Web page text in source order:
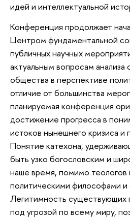
идей и интеллектуальной
Конференция продолжает
Центром фундаментальной
публичных научных
актуальным вопросам анализа
общества в перспективе
отличие от большинства
планируемая конференция
достижение прогресса в
истоков нынешнего кризиса и
Понятие катехона,
быть узко богословским и
наше время, помимо теологов
политическими философами и
Легитимность существующих
под угрозой по всему миру,